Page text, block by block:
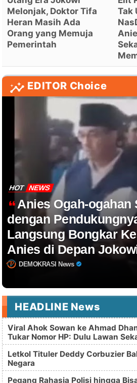
Melonjak, Doktor Tifa
Heran Masih Ada
Orang yang Memuja
Pemerintah
Tak
EDITOR Choice
HOT NEWS
Anies Ogah-ogahan
dengan
Langsung Bongkar
Anies di Depan
DEMOKRASI News
HEADLINE News
Viral Ahok Sowan ke Ahmad
Tukar Nomor HP: Dulu Lawan
Letkol Tituler Deddy Corbuzier
Negara
Pegang Rahasia Polisi hingga